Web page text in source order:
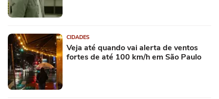
CIDADES
Veja até quando vai alerta de ventos
fortes de até 100 km/h em São Paulo